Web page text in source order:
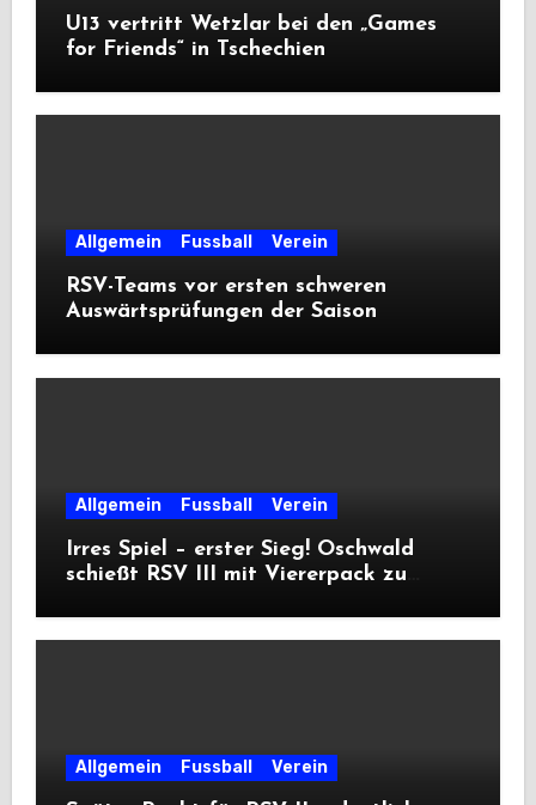
U13 vertritt Wetzlar bei den „Games
for Friends“ in Tschechien
Allgemein Fussball Verein
RSV-Teams vor ersten schweren
Auswärtsprüfungen der Saison
Allgemein Fussball Verein
Irres Spiel – erster Sieg! Oschwald
schießt RSV III mit Viererpack zu
Allgemein Fussball Verein